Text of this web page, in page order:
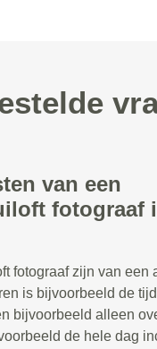
van een
fotograaf
fotograaf zijn van een
is bijvoorbeeld de
bijvoorbeeld alleen
de hele dag